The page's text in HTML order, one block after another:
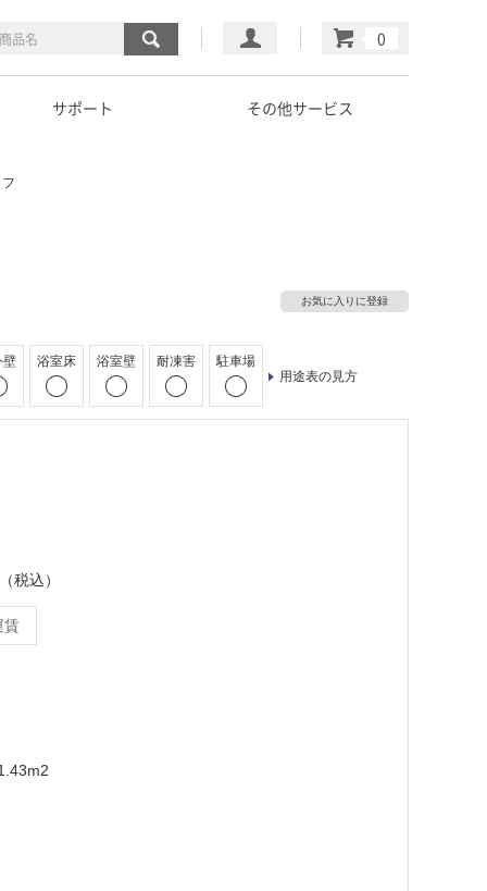
マイページ
カート
サポート その他サービス
お気に入りに登録
壁 浴室床 浴室壁 耐凍害
駐車場
用途表の見方
税込）
賃